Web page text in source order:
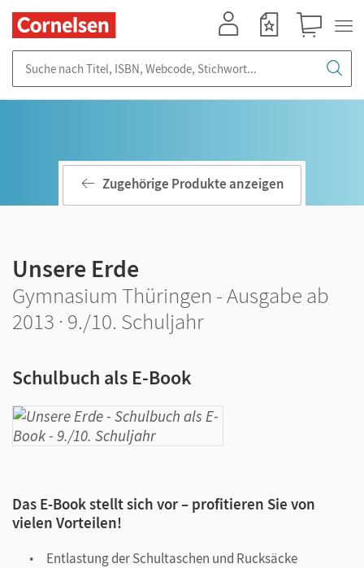
Zugehörige Produkte anzeigen
Unsere Erde
Gymnasium Thüringen - Ausgabe ab
2013 · 9./10. Schuljahr
Schulbuch als E-Book
Das E-Book stellt sich vor – profitieren Sie von
vielen Vorteilen!
Entlastung der Schultaschen und Rucksäcke